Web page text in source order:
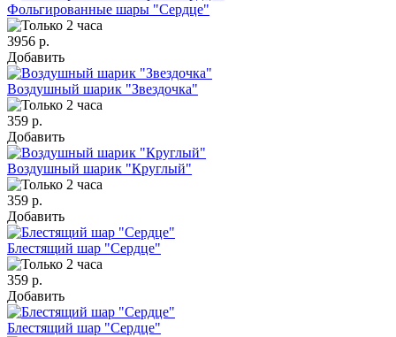
Фольгированные шары "Сердце"
3956 р.
Добавить
Воздушный шарик "Звездочка"
359 р.
Добавить
Воздушный шарик "Круглый"
359 р.
Добавить
Блестящий шар "Сердце"
359 р.
Добавить
Блестящий шар "Сердце"